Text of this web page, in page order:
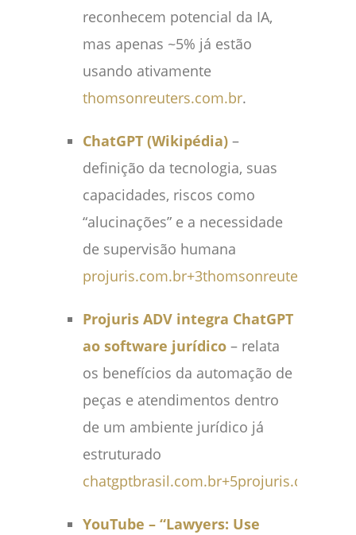
reconhecem potencial da IA,
mas apenas ~5% já estão
usando ativamente
thomsonreuters.com.br.
ChatGPT (Wikipédia) –
definição da tecnologia, suas
capacidades, riscos como
“alucinações” e a necessidade
de supervisão humana
projuris.com.br+3
Projuris ADV integra ChatGPT
ao software jurídico – relata
os benefícios da automação de
peças e atendimentos dentro
de um ambiente jurídico já
estruturado
chatgptbrasil.com.br+5projuris.com.br
YouTube – “Lawyers: Use